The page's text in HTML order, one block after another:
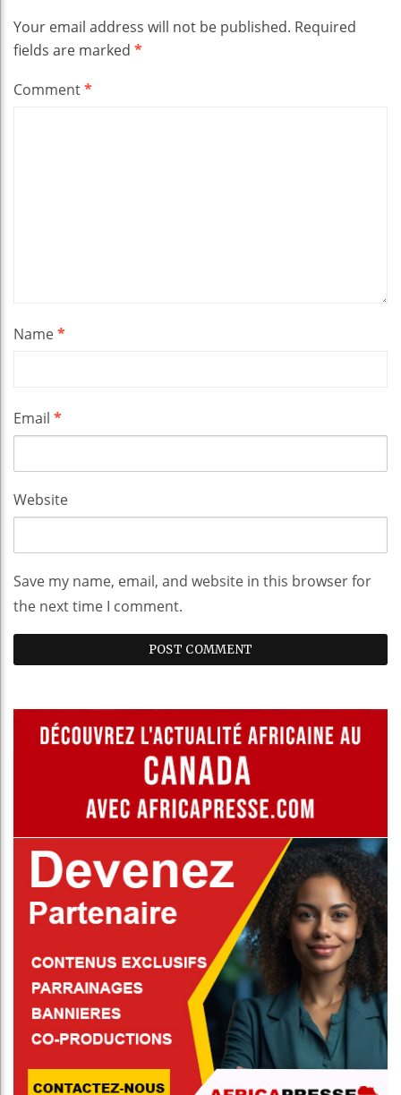
Your email address will not be published. Required
fields are marked *
Comment*
Name*
Email *
Website
Save my name, email, and website in this browser for
the next time I comment.